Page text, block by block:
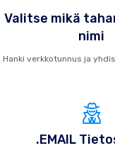
Valitse mikä
nimi
Hanki verkkotunnus ja
.EMAIL